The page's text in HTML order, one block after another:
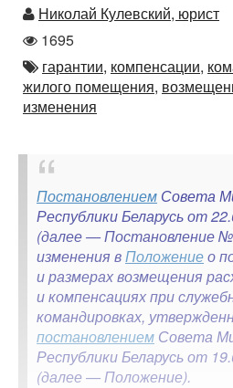
Автор
Николай Кулевский, юрист
Количество
просмотров
1695
Автор
гарантии, компенсации,
жилого помещения,
изменения
Постановлением Совета
Республики Беларусь от
(далее — Постановление
изменения вПоложениео
и размерах возмещения
и компенсациях при
командировках,
постановлением Совета
Республики Беларусь от
(далее — Положение).